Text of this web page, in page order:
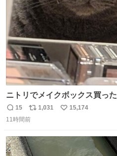
ニトリでメイクボックス買った
返
信
15
リ
ポ
ト
数
1,031
い
15,174
11時間前